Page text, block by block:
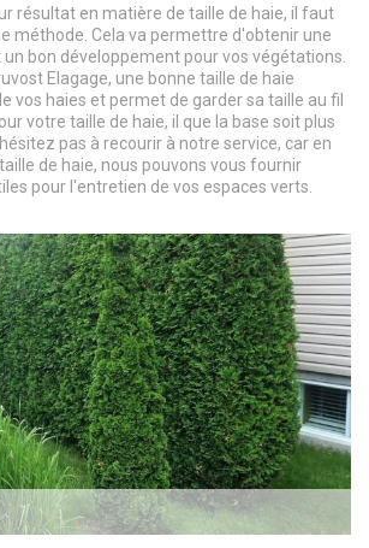
résultat en matière de taille de haie, il faut
méthode. Cela va permettre d'obtenir une
bon développement pour vos végétations.
Elagage, une bonne taille de haie
vos haies et permet de garder sa taille au fil
votre taille de haie, il que la base soit plus
pas à recourir à notre service, car en
de haie, nous pouvons vous fournir
pour l'entretien de vos espaces verts.